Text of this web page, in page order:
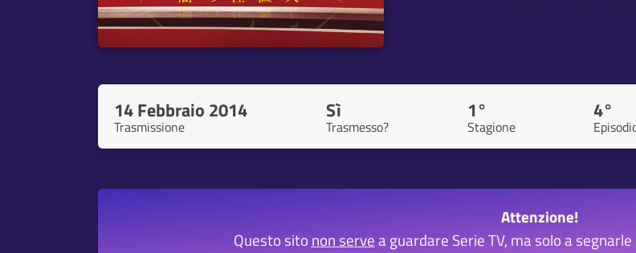
14 Febbraio 2014
Trasmissione
Sì
Trasmesso?
1°
Stagione
4°
Attenzione!
Questo sito non servea guardare Serie TV, ma solo a